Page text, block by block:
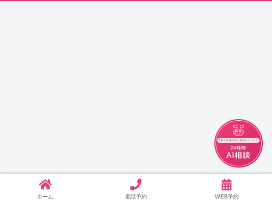
ホーム 電話予約 WEB予約
チャット